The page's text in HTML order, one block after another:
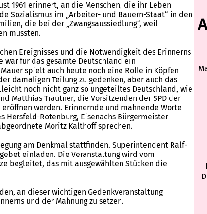
1961 erinnert, an die Menschen, die ihr Leben
Sozialismus im „Arbeiter- und Bauern-Staat“ in den
die bei der „Zwangsaussiedlung“, weil
mussten.
Ereignisses und die Notwendigkeit des Erinnerns
war für das gesamte Deutschland ein
spielt auch heute noch eine Rolle in Köpfen
damaligen Teilung zu gedenken, aber auch das
noch nicht ganz so ungeteiltes Deutschland, wie
Matthias Trautner, die Vorsitzenden der SPD der
werden. Erinnernde und mahnende Worte
Hersfeld-Rotenburg, Eisenachs Bürgermeister
Moritz Kalthoff sprechen.
am Denkmal stattfinden. Superintendent Ralf-
einladen. Die Veranstaltung wird vom
begleitet, das mit ausgewählten Stücken die
an dieser wichtigen Gedenkveranstaltung
und der Mahnung zu setzen.